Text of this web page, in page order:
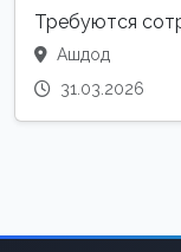
Требуются
Ашдод
31.03.2026